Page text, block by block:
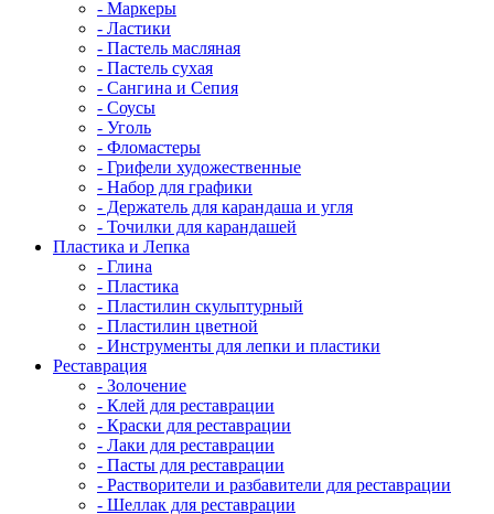
- Маркеры
- Ластики
- Пастель масляная
- Пастель сухая
- Сангина и Сепия
- Соусы
- Уголь
- Фломастеры
- Грифели художественные
- Набор для графики
- Держатель для карандаша и угля
- Точилки для карандашей
Пластика и Лепка
- Глина
- Пластика
- Пластилин скульптурный
- Пластилин цветной
- Инструменты для лепки и пластики
Реставрация
- Золочение
- Клей для реставрации
- Краски для реставрации
- Лаки для реставрации
- Пасты для реставрации
- Растворители и разбавители для реставрации
- Шеллак для реставрации